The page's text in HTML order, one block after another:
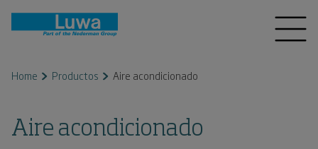
Home Productos Aire acondicionado
Aire acondicionado